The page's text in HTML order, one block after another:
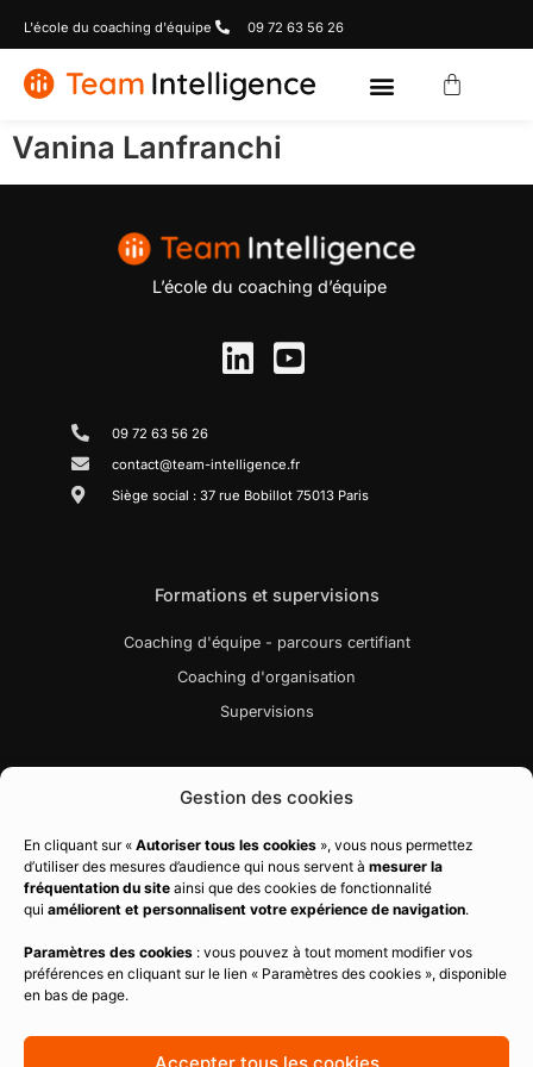
Gestion des cookies
En cliquant sur « Autoriser tous les cookies », vous nous permettez
d’utiliser des mesures d’audience qui nous servent à mesurer la
fréquentation du site ainsi que des cookies de fonctionnalité
qui améliorent et personnalisent votre expérience de navigation.
Paramètres des cookies : vous pouvez à tout moment modifier vos
préférences en cliquant sur le lien « Paramètres des cookies », disponible
en bas de page.
Accepter tous les cookies
L'école du coaching d'équipe 09 72 63 56 26
Vanina Lanfranchi
L’école du coaching d’équipe
09 72 63 56 26
contact@team-intelligence.fr
Siège social : 37 rue Bobillot 75013 Paris
Formations et supervisions
Coaching d'équipe - parcours certifiant
Coaching d'organisation
Supervisions
Liens utiles
Bibliographie
Charte qualité
Règlement intérieur
Politique de confidentialité